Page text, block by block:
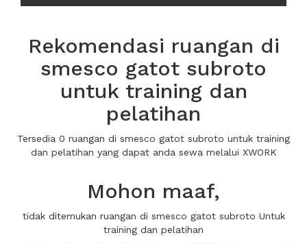
Rekomendasi ruangan di
smesco gatot subroto
untuk training dan
pelatihan
Tersedia 0 ruangan di smesco gatot subroto untuk training
dan pelatihan yang dapat anda sewa melalui XWORK
Mohon maaf,
tidak ditemukan ruangan di smesco gatot subroto Untuk
training dan pelatihan